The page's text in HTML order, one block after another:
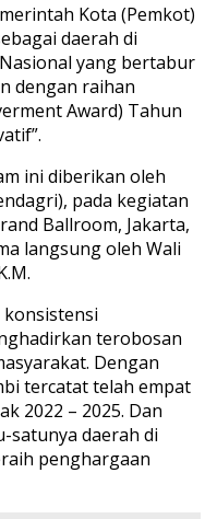
Kota (Pemkot)
daerah di
yang bertabur
dengan raihan
Award) Tahun
ini diberikan oleh
pada kegiatan
Ballroom, Jakarta,
langsung oleh Wali
terobosan
Dengan
tercatat telah empat
2022 – 2025. Dan
satunya daerah di
penghargaan